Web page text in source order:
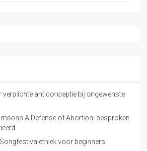
verplichte anticonceptie bij ongewenste
A Defense of Abortion: besproken
voor beginners